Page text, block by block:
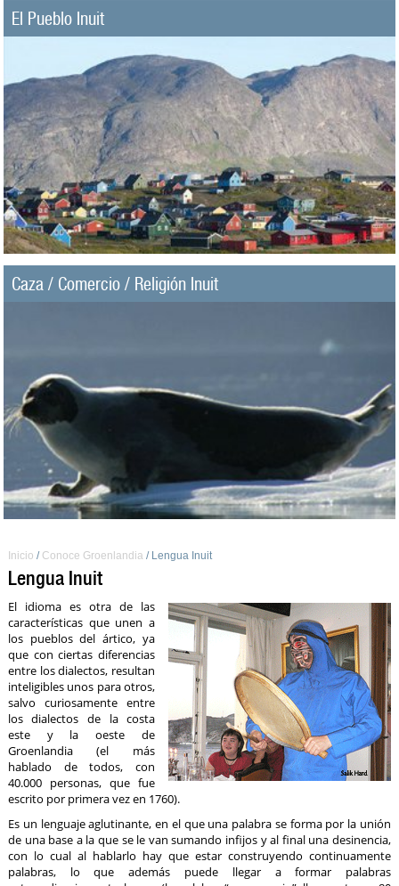
El Pueblo Inuit
Caza / Comercio / Religión Inuit
Inicio / Conoce Groenlandia / Lengua Inuit
Lengua Inuit
El idioma es otra de las
características que unen a
los pueblos del ártico, ya
que con ciertas diferencias
entre los dialectos, resultan
inteligibles unos para otros,
salvo curiosamente entre
los dialectos de la costa
este y la oeste de
Groenlandia (el más
hablado de todos, con
40.000 personas, que fue
escrito por primera vez en 1760).
Es un lenguaje aglutinante, en el que una palabra se forma por la unión
de una base a la que se le van sumando infijos y al final una desinencia,
con lo cual al hablarlo hay que estar construyendo continuamente
palabras, lo que además puede llegar a formar palabras